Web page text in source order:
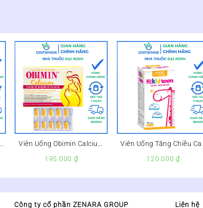
Viên Uống Obimin Calcium
Sung Calcium, Magnesium,
195.000 ₫
Viên Uống Tăng Chiều Cao
120.000₫
Công ty cổ phần ZENARA GROUP Liên hệ